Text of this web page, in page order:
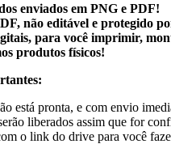
enviados em PNG e PDF!
não editável e protegido
para você imprimir,
produtos físicos!
está pronta, e com envio
liberados assim que for
o link do drive para você